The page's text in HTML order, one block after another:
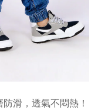
滑，透氣不悶熱！